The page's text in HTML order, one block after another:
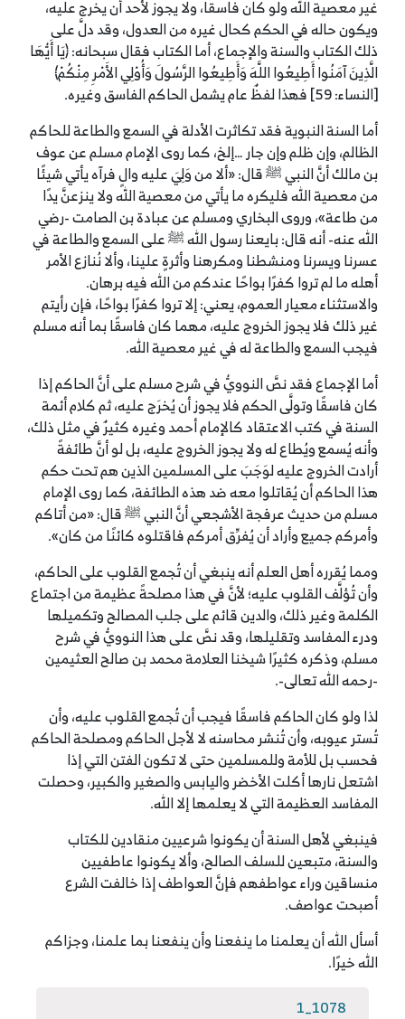
غير معصية الله ولو كان فاسقا، ولا يجوز لأحد أن يخرج عليه،
ويكون حاله في الحكم كحال غيره من العدول، وقد دلَّ على
ذلك الكتاب والسنة والإجماع، أما الكتاب فقال سبحانه: ﴿يَا أَيُّهَا
الَّذِينَ آمَنُوا أَطِيعُوا اللَّهَ وَأَطِيعُوا الرَّسُولَ وَأُوْلِي الأَمْرِ مِنْكُمْ﴾
[النساء: 59] فهذا لفظٌ عام يشمل الحاكم الفاسق وغيره.
أما السنة النبوية فقد تكاثرت الأدلة في السمع والطاعة للحاكم
الظالم، وإن ظلم وإن جار …إلخ، كما روى الإمام مسلم عن عوف
بن مالك أنَّ النبي ﷺ قال: «ألا من وَلِيَ عليه والٍ فرآه يأتي شيئًا
من معصية الله فليكره ما يأتي من معصية الله ولا ينزعنَّ يدًا
من طاعة»، وروى البخاري ومسلم عن عبادة بن الصامت -رضي
الله عنه- أنه قال: بايعنا رسول الله ﷺ على السمع والطاعة في
عسرنا ويسرنا ومنشطنا ومكرهنا وأثرةٍ علينا، وألا نُنازع الأمر
أهله ما لم تروا كفرًا بواحًا عندكم من الله فيه برهان.
والاستثناء معيار العموم، يعني: إلا تروا كفرًا بواحًا، فإن رأيتم
غير ذلك فلا يجوز الخروج عليه، مهما كان فاسقًا بما أنه مسلم
فيجب السمع والطاعة له في غير معصية الله.
أما الإجماع فقد نصَّ النوويُّ في شرح مسلم على أنَّ الحاكم إذا
كان فاسقًا وتولَّى الحكم فلا يجوز أن يُخرَج عليه، ثم كلام أئمة
السنة في كتب الاعتقاد كالإمام أحمد وغيره كثيرٌ في مثل ذلك،
وأنه يُسمع ويُطاع له ولا يجوز الخروج عليه، بل لو أنَّ طائفةً
أرادت الخروج عليه لوَجَبَ على المسلمين الذين هم تحت حكم
هذا الحاكم أن يُقاتلوا معه ضد هذه الطائفة، كما روى الإمام
مسلم من حديث عرفجة الأشجعي أنَّ النبي ﷺ قال: «من أتاكم
وأمركم جميع وأراد أن يُفرِّق أمركم فاقتلوه كائنًا من كان».
ومما يُقرره أهل العلم أنه ينبغي أن تُجمع القلوب على الحاكم،
وأن تُؤلَّف القلوب عليه؛ لأنَّ في هذا مصلحةً عظيمة من اجتماع
الكلمة وغير ذلك، والدين قائم على جلب المصالح وتكميلها
ودرء المفاسد وتقليلها، وقد نصَّ على هذا النوويُّ في شرح
مسلم، وذكره كثيرًا شيخنا العلامة محمد بن صالح العثيمين
-رحمه الله تعالى-.
لذا ولو كان الحاكم فاسقًا فيجب أن تُجمع القلوب عليه، وأن
تُستر عيوبه، وأن تُنشر محاسنه لا لأجل الحاكم ومصلحة الحاكم
فحسب بل للأمة وللمسلمين حتى لا تكون الفتن التي إذا
اشتعل نارها أكلت الأخضر واليابس والصغير والكبير، وحصلت
المفاسد العظيمة التي لا يعلمها إلا الله.
فينبغي لأهل السنة أن يكونوا شرعيين منقادين للكتاب
والسنة، متبعين للسلف الصالح، وألا يكونوا عاطفيين
منساقين وراء عواطفهم فإنَّ العواطف إذا خالفت الشرع
أصبحت عواصف.
أسأل الله أن يعلمنا ما ينفعنا وأن ينفعنا بما علمنا، وجزاكم
الله خيرًا.
1078_1